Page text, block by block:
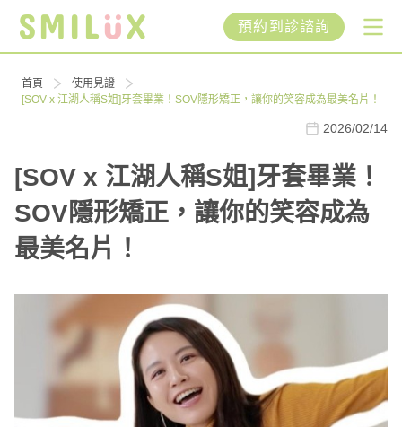
預約到診諮詢
首頁
使用見證
[SOV x 江湖人稱S姐]牙套畢業！SOV隱形矯正，讓你的笑容成為最美名片！
2026/02/14
[SOV x 江湖人稱S姐]牙套畢業！
SOV隱形矯正，讓你的笑容成為
最美名片！